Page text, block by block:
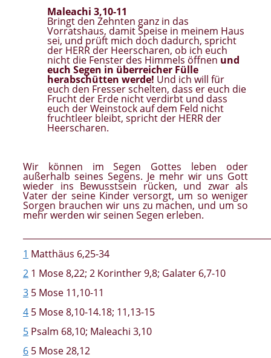
Maleachi 3,10-11
Bringt den Zehnten ganz in das
Vorratshaus, damit Speise in meinem Haus
sei, und prüft mich doch dadurch, spricht
der HERR der Heerscharen, ob ich euch
nicht die Fenster des Himmels öffnen und
euch Segen in überreicher Fülle
herabschütten werde! Und ich will für
euch den Fresser schelten, dass er euch die
Frucht der Erde nicht verdirbt und dass
euch der Weinstock auf dem Feld nicht
fruchtleer bleibt, spricht der HERR der
Heerscharen.
Wir können im Segen Gottes leben oder
außerhalb seines Segens. Je mehr wir uns Gott
wieder ins Bewusstsein rücken, und zwar als
Vater der seine Kinder versorgt, um so weniger
Sorgen brauchen wir uns zu machen, und um so
mehr werden wir seinen Segen erleben.
1 Matthäus 6,25-34
2 1 Mose 8,22; 2 Korinther 9,8; Galater 6,7-10
3 5 Mose 11,10-11
4 5 Mose 8,10-14.18; 11,13-15
5 Psalm 68,10; Maleachi 3,10
6 5 Mose 28,12